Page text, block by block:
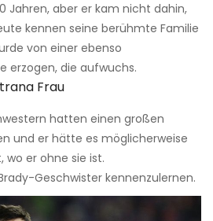
Jahren, aber er kam nicht dahin,
kennen seine berühmte Familie
von einer ebenso
erzogen, die aufwuchs.
Frau
hatten einen großen
und er hätte es möglicherweise
er ohne sie ist.
Geschwister kennenzulernen.